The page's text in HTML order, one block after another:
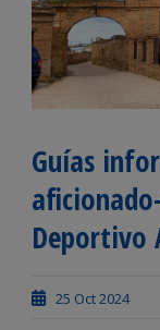
Guías
Deportivo
25 Oct 2024